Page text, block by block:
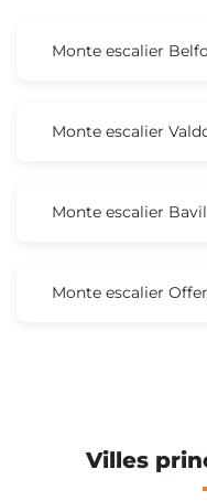
Monte escalier
Monte escalier
Monte escalier
Monte escalier
Villes